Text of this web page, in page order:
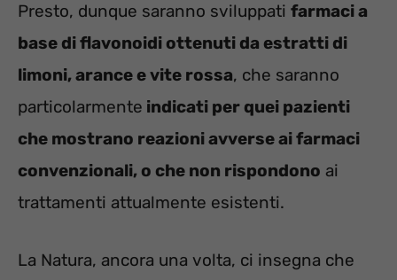
Presto, dunque saranno sviluppati farmaci a
base di flavonoidi ottenuti da estratti di
limoni, arance e vite rossa, che saranno
particolarmente indicati per quei pazienti
che mostrano reazioni avverse ai farmaci
convenzionali, o che non rispondono ai
trattamenti attualmente esistenti.
La Natura, ancora una volta, ci insegna che